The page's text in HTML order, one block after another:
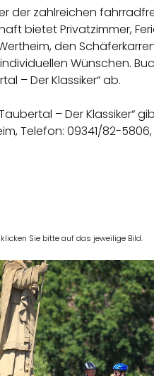
der zahlreichen
bietet Privatzimmer,
den
Wünschen.
– Der Klassiker“ ab.
– Der Klassiker“
Telefon: 09341/82-
Sie bitte auf das jeweilige Bild.